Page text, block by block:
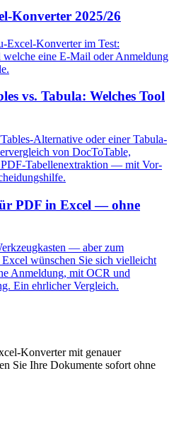
Konverter 2025/26
Excel-Konverter im Test:
eine E-Mail oder Anmeldung
vs. Tabula: Welches Tool
Alternative oder einer Tabula-
von DocToTable,
Tabellenextraktion — mit Vor-
PDF in Excel — ohne
— aber zum
wünschen Sie sich vielleicht
Anmeldung, mit OCR und
Ein ehrlicher Vergleich.
Konverter mit genauer
Sie Ihre Dokumente sofort ohne